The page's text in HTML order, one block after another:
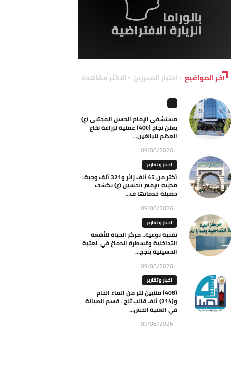
آخر المواضيع اختيار المحررين الاكثر مشاهدة
مستشفى الإمام الحسن المجتبى (ع)
يعلن نجاح (400) عملية لزراعة نخاع
العظم للبالغين...
09/08/2026
اخبار وتقارير
أكثر من 45 ألف زائر و321 ألف وجبة..
مدينة الإمام الحسين (ع) تكشف
حصيلة خدماتها ف...
09/08/2026
اخبار وتقارير
تقنية نوعية.. مركز الحياة للأشعة
التداخلية وقسطرة الدماغ في العتبة
الحسينية ينجح...
09/08/2026
اخبار وتقارير
(408) ملايين لتر من الماء الخام
و(214) ألف قالب ثلج.. قسم الصيانة
في العتبة الحس...
09/08/2026